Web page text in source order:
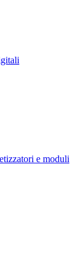
e moduli